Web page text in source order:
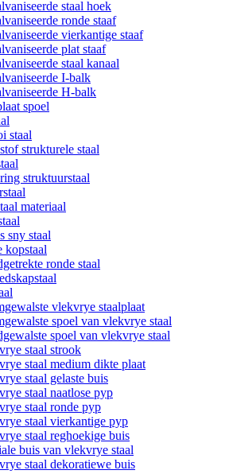
staal hoek
ronde staaf
vierkantige staaf
plat staaf
staal kanaal
I-balk
H-balk
spoel
staal
strukturele staal
struktuurstaal
materiaal
sny staal
kopstaal
ronde staal
vlekvrye staalplaat
spoel van vlekvrye staal
spoel van vlekvrye staal
staal strook
staal medium dikte plaat
staal gelaste buis
staal naatlose pyp
staal ronde pyp
staal vierkantige pyp
staal reghoekige buis
buis van vlekvrye staal
staal dekoratiewe buis